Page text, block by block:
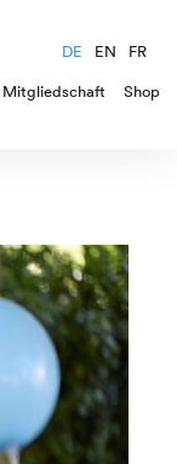
DE EN
FR
Mitgliedschaft
Shop